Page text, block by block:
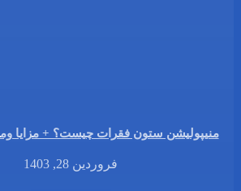
منیپولیشن ستون فقرات چیست؟ + مزایا
فروردین 28, 1403